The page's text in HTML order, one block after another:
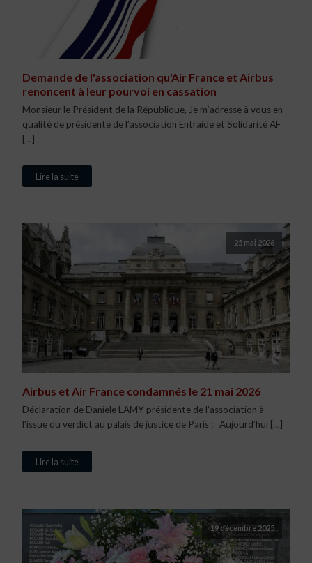
Demande de l'association qu'Air France et Airbus
renoncent à leur pourvoi en cassation
Monsieur le Président de la République, Je m’adresse à vous en
qualité de présidente de l’association Entraide et Solidarité AF
[…]
Lire la suite
25 mai 2026
Airbus et Air France condamnés le 21 mai 2026
Déclaration de Danièle LAMY présidente de l'association à
l'issue du verdict au palais de justice de Paris : Aujourd’hui […]
Lire la suite
19 décembre 2025